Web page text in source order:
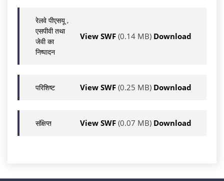
रेलवे पीएसयू ,
एसपीवी तथा
जेवी का
निष्पादन
View SWF (0.14 MB) Download
परिशिष्ट View SWF (0.25 MB) Download
संक्षिप्त View SWF (0.07 MB) Download